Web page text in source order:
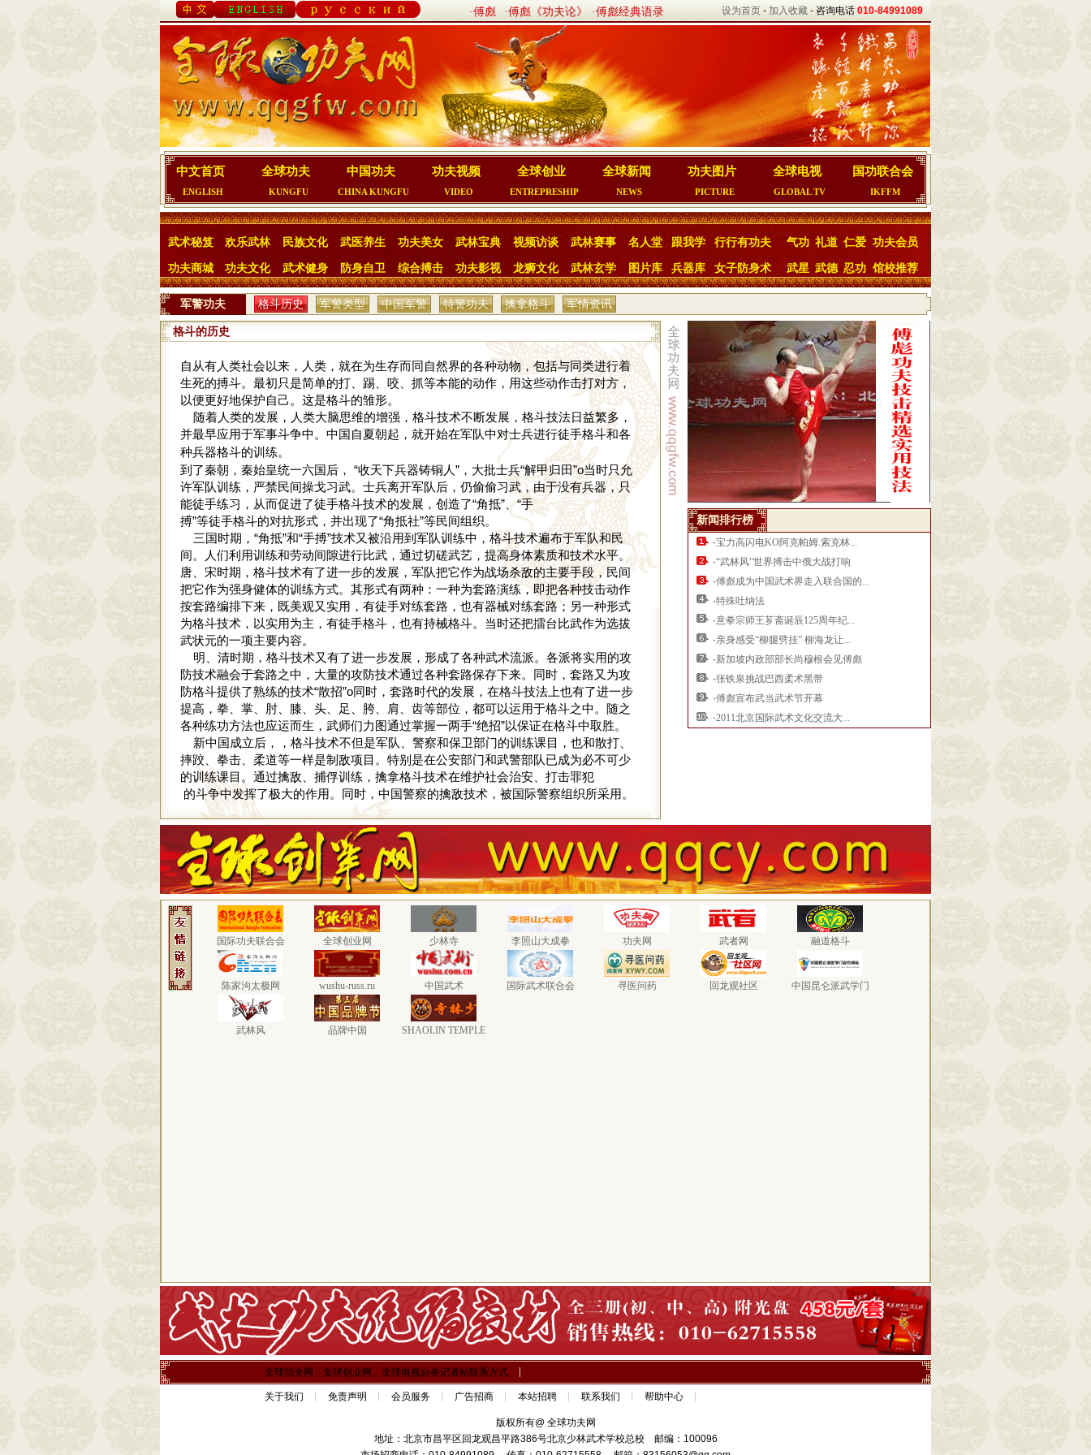
·傅彪 ·傅彪《功夫论》 ·傅彪经典语录 设为首页 - 加入收藏 - 咨询电话 010-84991089
中文首页
ENGLISH
全球功夫
KUNGFU
中国功夫
CHINA KUNGFU
功夫视频
VIDEO
全球创业
ENTREPRESHIP
全球新闻
NEWS
功夫图片
PICTURE
全球电视
GLOBAL TV
国功联合会
IKFFM
武术秘笈 欢乐武林 民族文化 武医养生 功夫美女 武林宝典 视频访谈 武林赛事 名人堂 跟我学 行行有功夫 气功 礼道 仁爱 功夫会员
功夫商城 功夫文化 武术健身 防身自卫 综合搏击 功夫影视 龙狮文化 武林玄学 图片库 兵器库 女子防身术 武星 武德 忍功 馆校推荐
军警功夫 格斗历史 军警类型 中国军警 特警功夫 擒拿格斗 军情资讯
格斗的历史
自从有人类社会以来，人类，就在为生存而同自然界的各种动物，包括与同类进行着
生死的搏斗。最初只是简单的打、踢、咬、抓等本能的动作，用这些动作击打对方，
以便更好地保护自己。这是格斗的雏形。
随着人类的发展，人类大脑思维的增强，格斗技术不断发展，格斗技法日益繁多，
并最早应用于军事斗争中。中国自夏朝起，就开始在军队中对士兵进行徒手格斗和各
种兵器格斗的训练。
到了秦朝，秦始皇统一六国后， “收天下兵器铸铜人”，大批士兵“解甲归田”o当时只允
许军队训练，严禁民间操戈习武。士兵离开军队后，仍偷偷习武，由于没有兵器，只
能徒手练习，从而促进了徒手格斗技术的发展，创造了“角抵”、“手
搏”等徒手格斗的对抗形式，并出现了“角抵社”等民间组织。
三国时期，“角抵”和“手搏”技术又被沿用到军队训练中，格斗技术遍布于军队和民
间。人们利用训练和劳动间隙进行比武，通过切磋武艺，提高身体素质和技术水平。
唐、宋时期，格斗技术有了进一步的发展，军队把它作为战场杀敌的主要手段，民间
把它作为强身健体的训练方式。其形式有两种：一种为套路演练，即把各种技击动作
按套路编排下来，既美观又实用，有徒手对练套路，也有器械对练套路；另一种形式
为格斗技术，以实用为主，有徒手格斗，也有持械格斗。当时还把擂台比武作为选拔
武状元的一项主要内容。
明、清时期，格斗技术又有了进一步发展，形成了各种武术流派。各派将实用的攻
防技术融会于套路之中，大量的攻防技术通过各种套路保存下来。同时，套路又为攻
防格斗提供了熟练的技术“散招”o同时，套路时代的发展，在格斗技法上也有了进一步
提高，拳、掌、肘、膝、头、足、胯、肩、齿等部位，都可以运用于格斗之中。随之
各种练功方法也应运而生，武师们力图通过掌握一两手“绝招”以保证在格斗中取胜。
新中国成立后，，格斗技术不但是军队、警察和保卫部门的训练课目，也和散打、
摔跤、拳击、柔道等一样是制敌项目。特别是在公安部门和武警部队已成为必不可少
的训练课目。通过擒敌、捕俘训练，擒拿格斗技术在维护社会治安、打击罪犯
的斗争中发挥了极大的作用。同时，中国警察的擒敌技术，被国际警察组织所采用。
新闻排行榜
·宝力高闪电KO阿克帕姆.索克林...
·“武林风”世界搏击中俄大战打响
·傅彪成为中国武术界走入联合国的...
·特殊吐纳法
·意拳宗师王芗斋诞辰125周年纪...
·亲身感受“柳腿劈挂” 柳海龙让...
·新加坡内政部部长尚穆根会见傅彪
·张铁泉挑战巴西柔术黑带
·傅彪宣布武当武术节开幕
·2011北京国际武术文化交流大...
国际功夫联合会 全球创业网 少林寺 李照山大成拳 功夫网 武者网 融道格斗
陈家沟太极网 wushu-russ.ru 中国武术 国际武术联合会 寻医问药 回龙观社区 中国昆仑派武学门
武林风 品牌中国 SHAOLIN TEMPLE
全球功夫网、全球创业网、全球电视台各记者站联系方式
关于我们 免责声明 会员服务 广告招商 本站招聘 联系我们 帮助中心
版权所有@ 全球功夫网
地址：北京市昌平区回龙观昌平路386号北京少林武术学校总校 邮编：100096